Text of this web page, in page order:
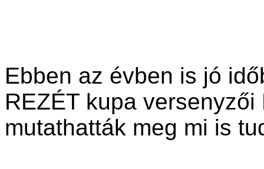
Ebben az évben is jó
REZÉT kupa
mutathatták meg mi is